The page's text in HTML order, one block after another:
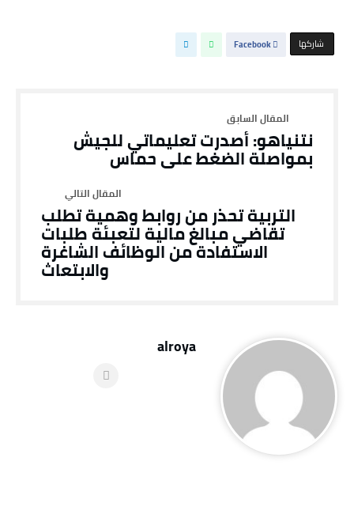
‫‫ شاركها‬ Facebook
نتنياهو: أصدرت تعليماتي للجيش
بمواصلة الضغط على حماس
التربية تحذر من روابط وهمية تطلب
تقاضي مبالغ مالية لتعبئة طلبات
الاستفادة من الوظائف الشاغرة
والابتعاث
alroya